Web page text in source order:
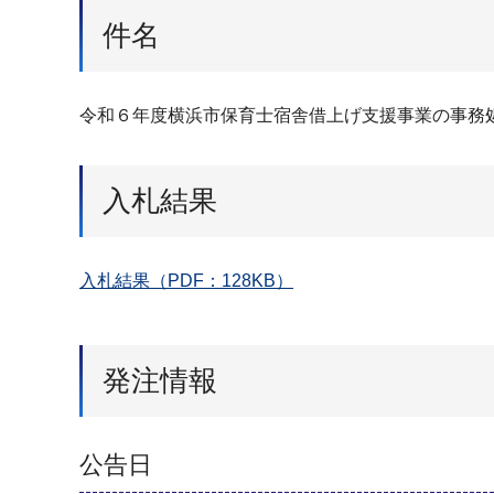
件名
令和６年度横浜市保育士宿舎借上げ支援事業の事務
入札結果
入札結果（PDF：128KB）
発注情報
公告日